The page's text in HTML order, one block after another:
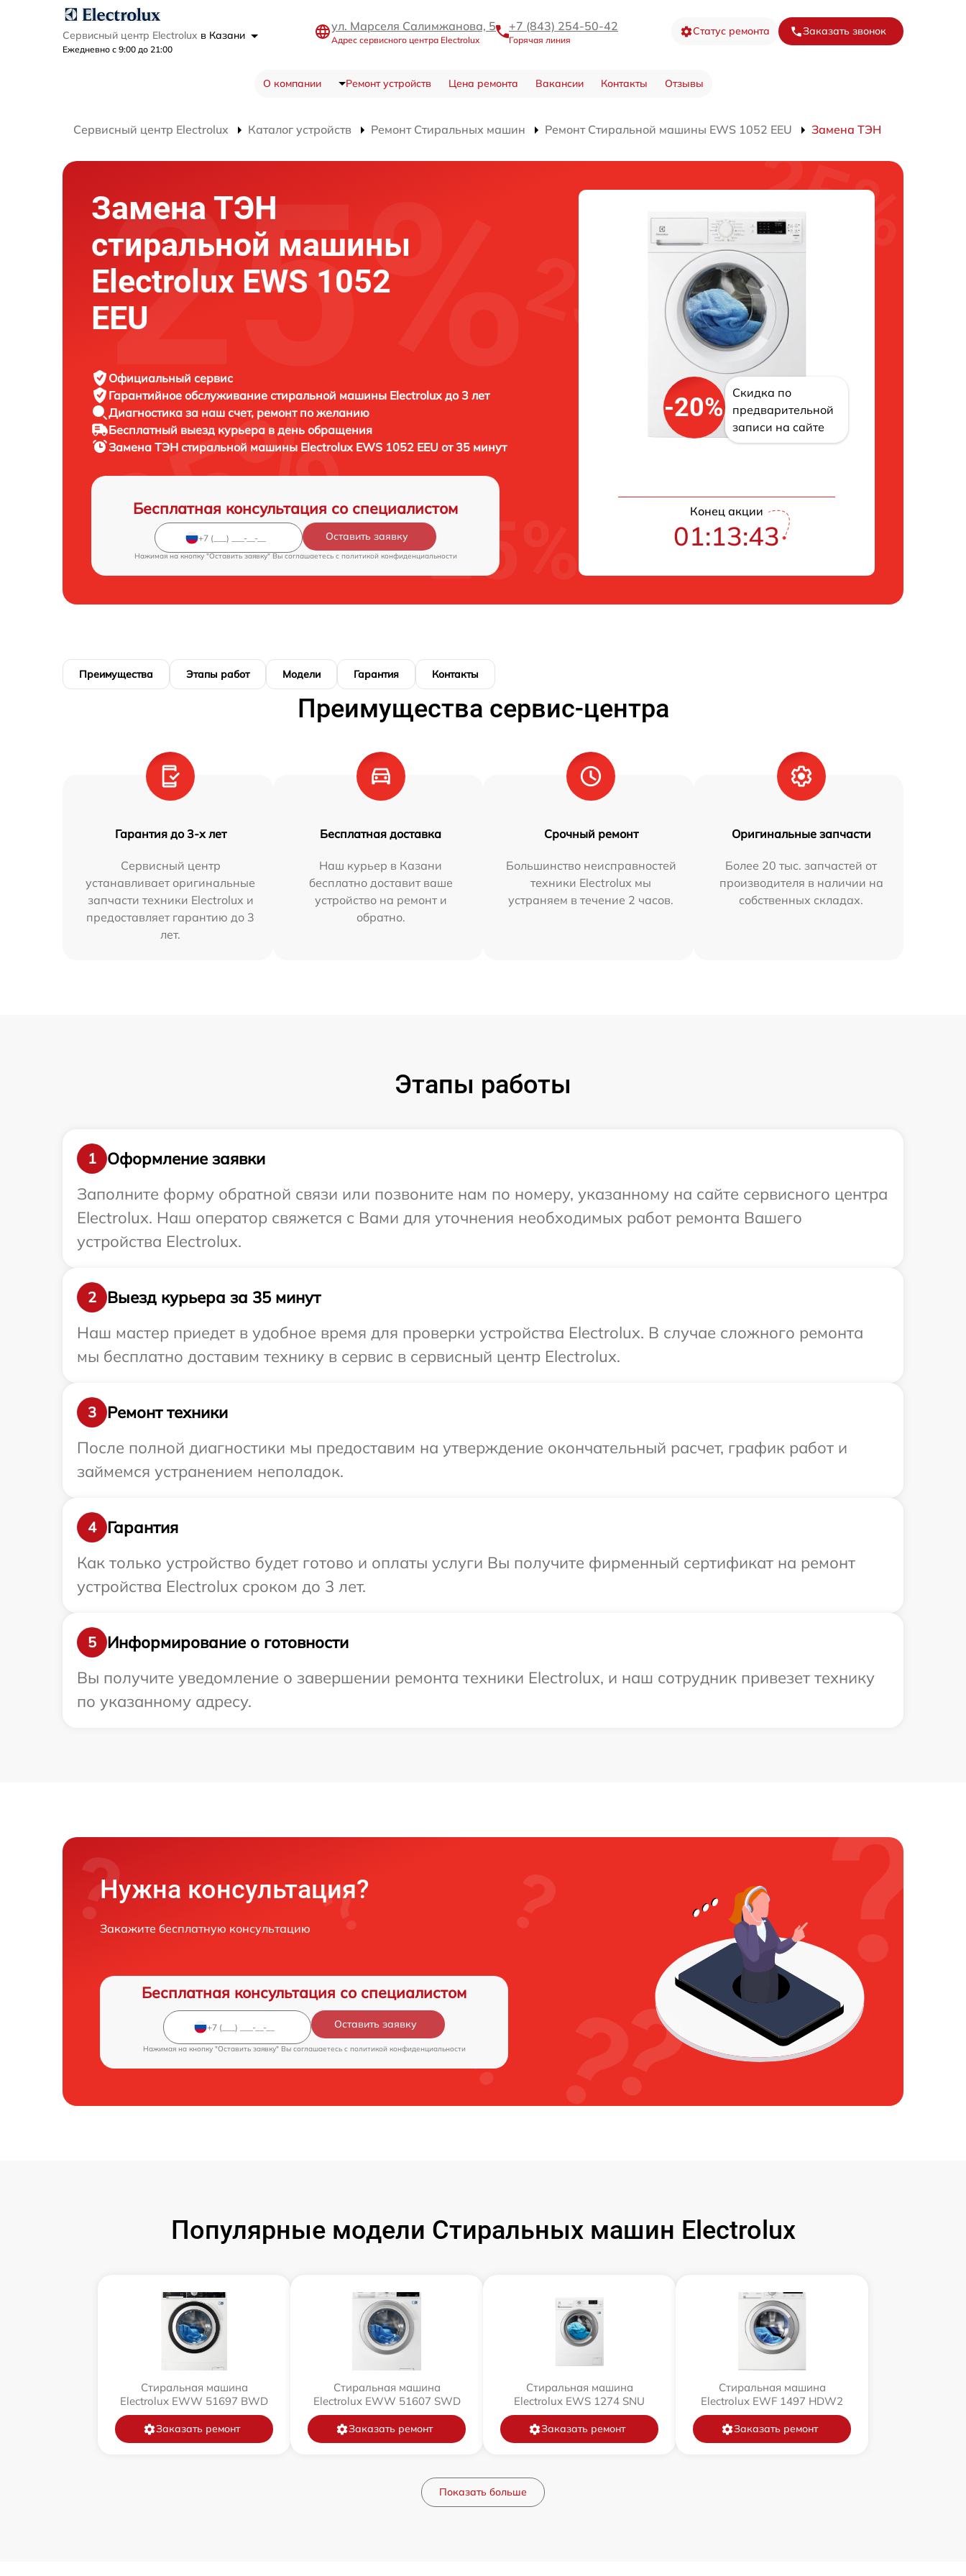
Сервисный центр Electrolux в Казани
Ежедневно с 9:00 до 21:00
ул. Марселя Салимжанова, 5
Адрес сервисного центра Electrolux
+7 (843) 254-50-42
Горячая линия
Статус ремонта Заказать звонок
О компании Ремонт устройств Цена ремонта Вакансии Контакты Отзывы
Сервисный центр Electrolux Каталог устройств Ремонт Стиральных машин Ремонт Стиральной машины EWS 1052 EEU Замена ТЭН
Замена ТЭН
стиральной машины
Electrolux EWS 1052
EEU
Официальный сервис
Гарантийное обслуживание стиральной машины Electrolux до 3 лет
Диагностика за наш счет, ремонт по желанию
Бесплатный выезд курьера в день обращения
Замена ТЭН стиральной машины Electrolux EWS 1052 EEU от 35 минут
Бесплатная консультация со специалистом
Оставить заявку
Нажимая на кнопку "Оставить заявку" Вы соглашаетесь c политикой конфиденциальности
-20%
Скидка по
предварительной
записи на сайте
Конец акции
01:13:42
Преимущества Этапы работ Модели Гарантия Контакты
Преимущества сервис-центра
Гарантия до 3-х лет
Сервисный центр
устанавливает оригинальные
запчасти техники Electrolux и
предоставляет гарантию до 3
лет.
Бесплатная доставка
Наш курьер в Казани
бесплатно доставит ваше
устройство на ремонт и
обратно.
Срочный ремонт
Большинство неисправностей
техники Electrolux мы
устраняем в течение 2 часов.
Оригинальные запчасти
Более 20 тыс. запчастей от
производителя в наличии на
собственных складах.
Этапы работы
1
Оформление заявки
Заполните форму обратной связи или позвоните нам по номеру, указанному на сайте сервисного центра
Electrolux. Наш оператор свяжется с Вами для уточнения необходимых работ ремонта Вашего
устройства Electrolux.
2
Выезд курьера за 35 минут
Наш мастер приедет в удобное время для проверки устройства Electrolux. В случае сложного ремонта
мы бесплатно доставим технику в сервис в сервисный центр Electrolux.
3
Ремонт техники
После полной диагностики мы предоставим на утверждение окончательный расчет, график работ и
займемся устранением неполадок.
4
Гарантия
Как только устройство будет готово и оплаты услуги Вы получите фирменный сертификат на ремонт
устройства Electrolux сроком до 3 лет.
5
Информирование о готовности
Вы получите уведомление о завершении ремонта техники Electrolux, и наш сотрудник привезет технику
по указанному адресу.
Нужна консультация?
Закажите бесплатную консультацию
Бесплатная консультация со специалистом
Оставить заявку
Нажимая на кнопку "Оставить заявку" Вы соглашаетесь c политикой конфиденциальности
Популярные модели Стиральных машин Electrolux
Стиральная машина
Electrolux EWW 51697 BWD
Заказать ремонт
Стиральная машина
Electrolux EWW 51607 SWD
Заказать ремонт
Стиральная машина
Electrolux EWS 1274 SNU
Заказать ремонт
Стиральная машина
Electrolux EWF 1497 HDW2
Заказать ремонт
Показать больше